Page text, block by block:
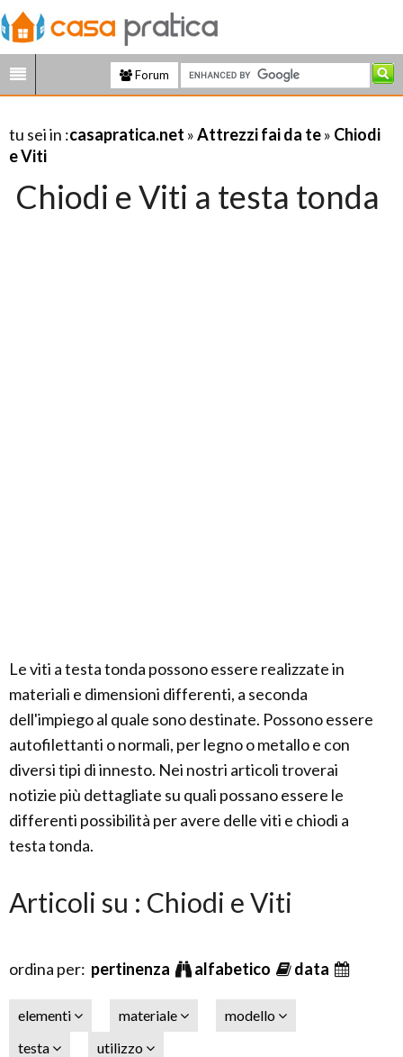
Forum
tu sei in :casapratica.net »Attrezzi fai da te» Chiodi
e Viti
Chiodi e Viti a testa tonda
Le viti a testa tonda possono essere realizzate in
materiali e dimensioni differenti, a seconda
dell'impiego al quale sono destinate. Possono essere
autofilettanti o normali, per legno o metallo e con
diversi tipi di innesto. Nei nostri articoli troverai
notizie più dettagliate su quali possano essere le
differenti possibilità per avere delle viti e chiodi a
testa tonda.
Articoli su : Chiodi e Viti
ordina per: pertinenza alfabetico data
elementi materiale
modello
testa
utilizzo